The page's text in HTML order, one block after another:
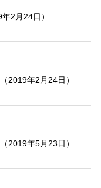
2月24日）
2019年2月24日）
2019年5月23日）